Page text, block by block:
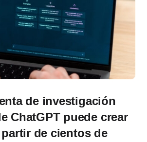
de investigación
ChatGPT puede crear
de cientos de